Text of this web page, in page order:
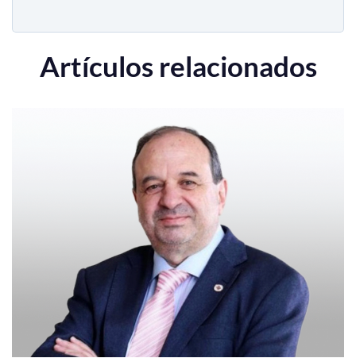
Artículos relacionados